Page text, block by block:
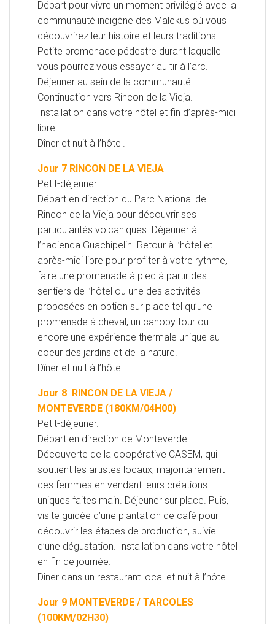
Départ pour vivre un moment privilégié avec la
communauté indigène des Malekus où vous
découvrirez leur histoire et leurs traditions.
Petite promenade pédestre durant laquelle
vous pourrez vous essayer au tir à l’arc.
Déjeuner au sein de la communauté.
Continuation vers Rincon de la Vieja.
Installation dans votre hôtel et fin d’après-midi
libre.
Dîner et nuit à l’hôtel.
Jour 7 RINCON DE LA VIEJA
Petit-déjeuner.
Départ en direction du Parc National de
Rincon de la Vieja pour découvrir ses
particularités volcaniques. Déjeuner à
l’hacienda Guachipelin. Retour à l’hôtel et
après-midi libre pour profiter à votre rythme,
faire une promenade à pied à partir des
sentiers de l’hôtel ou une des activités
proposées en option sur place tel qu’une
promenade à cheval, un canopy tour ou
encore une expérience thermale unique au
coeur des jardins et de la nature.
Dîner et nuit à l’hôtel.
Jour 8 RINCON DE LA VIEJA /
MONTEVERDE (180KM/04H00)
Petit-déjeuner.
Départ en direction de Monteverde.
Découverte de la coopérative CASEM, qui
soutient les artistes locaux, majoritairement
des femmes en vendant leurs créations
uniques faites main. Déjeuner sur place. Puis,
visite guidée d’une plantation de café pour
découvrir les étapes de production, suivie
d’une dégustation. Installation dans votre hôtel
en fin de journée.
Dîner dans un restaurant local et nuit à l’hôtel.
Jour 9 MONTEVERDE / TARCOLES
(100KM/02H30)